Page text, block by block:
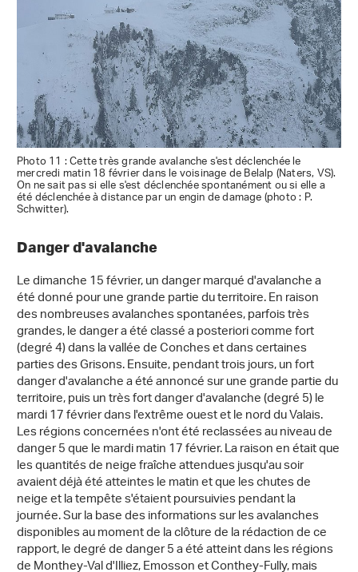
Photo 11 : Cette très grande avalanche s'est déclenchée le
mercredi matin 18 février dans le voisinage de Belalp (Naters, VS).
On ne sait pas si elle s'est déclenchée spontanément ou si elle a
été déclenchée à distance par un engin de damage (photo : P.
Schwitter).
Danger d'avalanche
Le dimanche 15 février, un danger marqué d'avalanche a
été donné pour une grande partie du territoire. En raison
des nombreuses avalanches spontanées, parfois très
grandes, le danger a été classé a posteriori comme fort
(degré 4) dans la vallée de Conches et dans certaines
parties des Grisons. Ensuite, pendant trois jours, un fort
danger d'avalanche a été annoncé sur une grande partie du
territoire, puis un très fort danger d'avalanche (degré 5) le
mardi 17 février dans l'extrême ouest et le nord du Valais.
Les régions concernées n'ont été reclassées au niveau de
danger 5 que le mardi matin 17 février. La raison en était que
les quantités de neige fraîche attendues jusqu'au soir
avaient déjà été atteintes le matin et que les chutes de
neige et la tempête s'étaient poursuivies pendant la
journée. Sur la base des informations sur les avalanches
disponibles au moment de la clôture de la rédaction de ce
rapport, le degré de danger 5 a été atteint dans les régions
de Monthey-Val d'Illiez, Emosson et Conthey-Fully, mais